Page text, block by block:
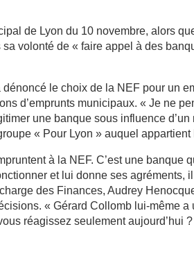
de Lyon du 10 novembre, alors
volonté de « faire appel à des
le choix de la NEF pour un
d’emprunts municipaux. « Je ne
une banque sous influence
« Pour Lyon » auquel appartient
à la NEF. C’est une banque
et lui donne ses agréments,
des Finances, Audrey
« Gérard Collomb lui-même
réagissez seulement aujourd’hui